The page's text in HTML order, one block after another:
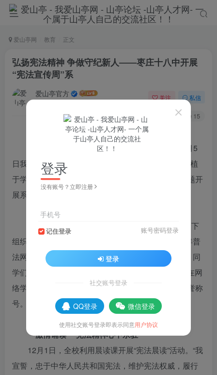
爱山亭网 教育 正文
弘扬宪法精神 争做守纪新人――枣庄十八中开展
“宪法宣传周”系
爱山亭官方
5年前发布
关注 私信
47 15
弘扬宪法精神，维护宪法权威。11月29日—12月5
日我们迎来了第四个宪法宣传周，为了让宪法精神根植
于学生心间，枣庄十八中学生服务中心围绕“宪法”主题开
展系列活动。
认真答题 争做宪法小卫士
进入11月份以来，学生服务中心在各年级的配合下
组织全校学生进行网络学习。同学们登录“全国青少年普
法网”学习相关知识，进行网上答题，通过网络学习，同
学们掌握了不少宪法知识，其中安阳、王�h等同学在网
络学习阶段表现突出，被学校授予“宪法小卫士”的荣誉称
号。
激情诵读 宪法精神心中永驻
12月1日，全校利用晨读课开展“宪法晨读”活动。“我
宣誓，忠于中华人民共和国宪法，维护宪法权威，履行
登录
没有账号？立即注册
手机号
记住登录 账号密码登录
登录
社交账号登录
QQ登录 微信登录
使用社交账号登录即表示同意用户协议